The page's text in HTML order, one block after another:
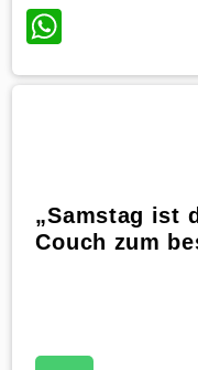
„Samstag ist
Couch zum